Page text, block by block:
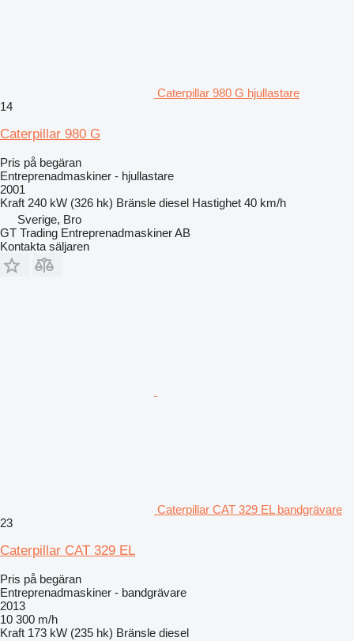
Caterpillar 980 G hjullastare
14
Caterpillar 980 G
Pris på begäran
Entreprenadmaskiner - hjullastare
2001
Kraft 240 kW (326 hk) Bränsle diesel Hastighet 40 km/h
Sverige, Bro
GT Trading Entreprenadmaskiner AB
Kontakta säljaren
Caterpillar CAT 329 EL bandgrävare
23
Caterpillar CAT 329 EL
Pris på begäran
Entreprenadmaskiner - bandgrävare
2013
10 300 m/h
Kraft 173 kW (235 hk) Bränsle diesel